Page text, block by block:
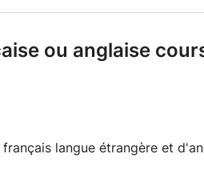
ou anglaise
langue étrangère et